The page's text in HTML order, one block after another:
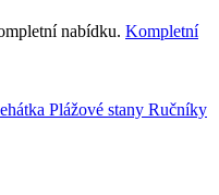
nabídku. Kompletní
Plážové stany Ručníky